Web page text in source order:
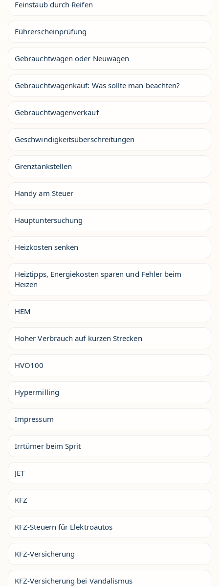
Feinstaub durch Reifen
Führerscheinprüfung
Gebrauchtwagen oder Neuwagen
Gebrauchtwagenkauf: Was sollte man beachten?
Gebrauchtwagenverkauf
Geschwindigkeitsüberschreitungen
Grenztankstellen
Handy am Steuer
Hauptuntersuchung
Heizkosten senken
Heiztipps, Energiekosten sparen und Fehler beim
Heizen
HEM
Hoher Verbrauch auf kurzen Strecken
HVO100
Hypermilling
Impressum
Irrtümer beim Sprit
JET
KFZ
KFZ-Steuern für Elektroautos
KFZ-Versicherung
KFZ-Versicherung bei Vandalismus